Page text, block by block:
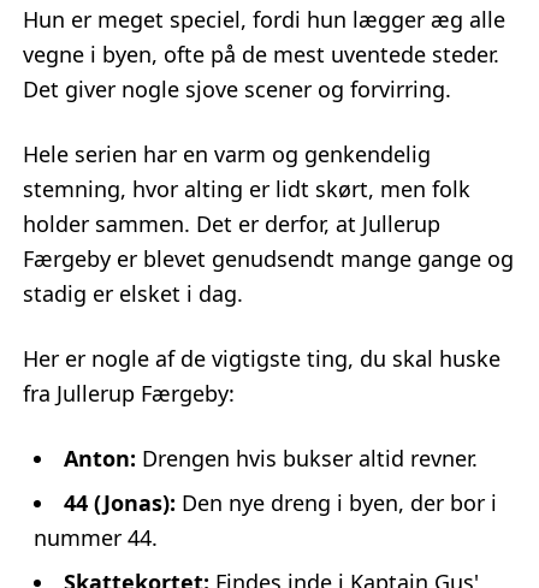
Hun er meget speciel, fordi hun lægger æg alle
vegne i byen, ofte på de mest uventede steder.
Det giver nogle sjove scener og forvirring.
Hele serien har en varm og genkendelig
stemning, hvor alting er lidt skørt, men folk
holder sammen. Det er derfor, at Jullerup
Færgeby er blevet genudsendt mange gange og
stadig er elsket i dag.
Her er nogle af de vigtigste ting, du skal huske
fra Jullerup Færgeby:
Anton: Drengen hvis bukser altid revner.
44 (Jonas): Den nye dreng i byen, der bor i
nummer 44.
Skattekortet: Findes inde i Kaptajn Gus'